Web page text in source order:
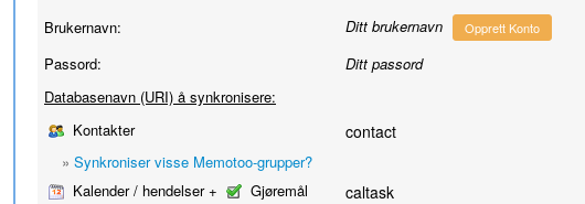
Brukernavn:
Ditt brukernavn Opprett Konto
Passord:
Ditt passord
Databasenavn (URI) å synkronisere:
Kontakter
contact
» Synkroniser visse Memotoo-grupper?
Kalender / hendelser +
Gjøremål caltask